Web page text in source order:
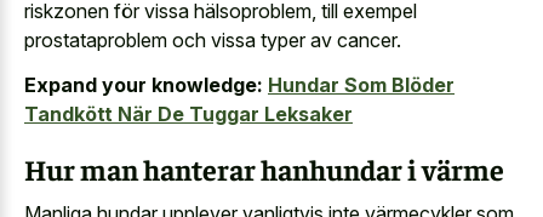
riskzonen för vissa hälsoproblem, till exempel
prostataproblem och vissa typer av cancer.
Expand your knowledge: Hundar Som Blöder
Tandkött När De Tuggar Leksaker
Hur man hanterar hanhundar i värme